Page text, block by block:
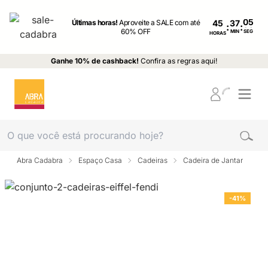
Últimas horas!Aproveite a SALE com até
60% OFF
45
HORAS: MIN : SEG
Ganhe 10% de cashback! Confira as regras aqui!
Abra Cadabra Espaço Casa Cadeiras Cadeira de Jantar
-41%